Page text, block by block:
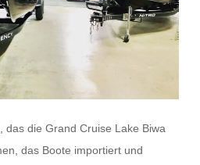
das die Grand Cruise Lake Biwa
das Boote importiert und